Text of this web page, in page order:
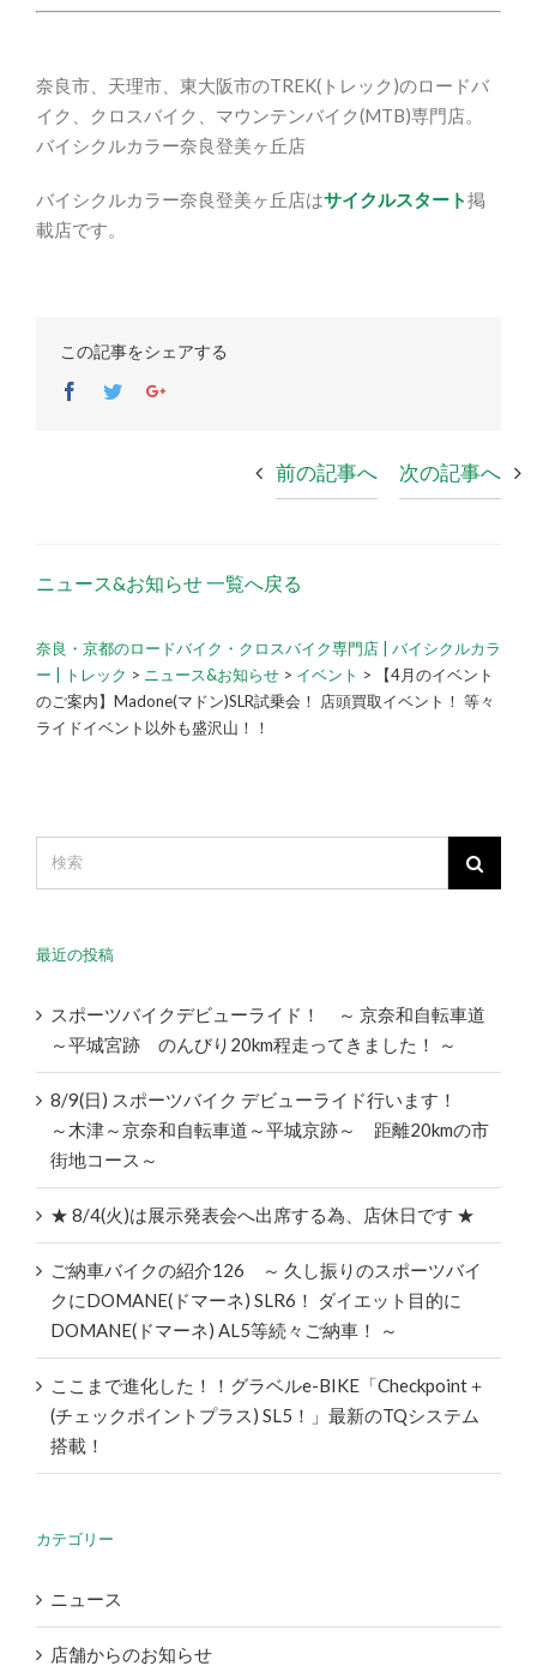
奈良市、天理市、東大阪市のTREK(トレック)のロードバ
イク、クロスバイク、マウンテンバイク(MTB)専門店。
バイシクルカラー奈良登美ヶ丘店
バイシクルカラー奈良登美ヶ丘店はサイクルスタート掲
載店です。
この記事をシェアする
Facebook
TwitterGoogle+
前の記事へ 次の記事へ
ニュース&お知らせ 一覧へ戻る
奈良・京都のロードバイク・クロスバイク専門店 | バイシクルカラ
ー | トレック > ニュース&お知らせ > イベント >
【4月のイベント
のご案内】Madone(マドン)SLR試乗会！ 店頭買取イベント！ 等々
ライドイベント以外も盛沢山！！
最近の投稿
スポーツバイクデビューライド！ ～ 京奈和自転車道
～平城宮跡 のんびり20km程走ってきました！ ～
8/9(日) スポーツバイク デビューライド行います！
～木津～京奈和自転車道～平城京跡～ 距離20kmの市
街地コース～
★ 8/4(火)は展示発表会へ出席する為、店休日です ★
ご納車バイクの紹介126 ～ 久し振りのスポーツバイ
クにDOMANE(ドマーネ) SLR6！ ダイエット目的に
DOMANE(ドマーネ) AL5等続々ご納車！ ～
ここまで進化した！！グラベルe-BIKE「Checkpoint＋
(チェックポイントプラス) SL5！」最新のTQシステム
搭載！
カテゴリー
ニュース
店舗からのお知らせ